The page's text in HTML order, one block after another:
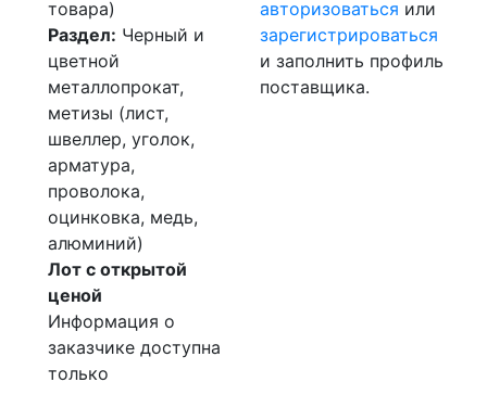
товара)
Раздел: Черный и
цветной
металлопрокат,
метизы (лист,
швеллер, уголок,
арматура,
проволока,
оцинковка, медь,
алюминий)
Лот с открытой
ценой
Информация о
заказчике доступна
только
авторизоваться или
зарегистрироваться
и заполнить профиль
поставщика.